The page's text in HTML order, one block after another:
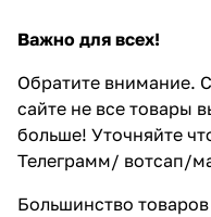
Важно для всех!
Обратите внимание.
сайте не все товары
больше! Уточняйте
Телеграмм/ вотсап/
Большинство